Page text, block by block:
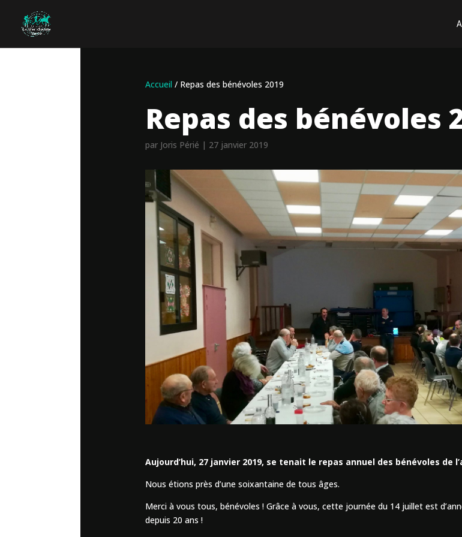
Accueil / Repas des bénévoles 2019
Repas des bénévoles
par Joris Périé | 27 janvier 2019
Aujourd’hui, 27 janvier 2019, se tenait le repas annuel des bénévoles de
Nous étions près d’une soixantaine de tous âges.
Merci à vous tous, bénévoles ! Grâce à vous, cette journée du 14 juillet est
depuis 20 ans !